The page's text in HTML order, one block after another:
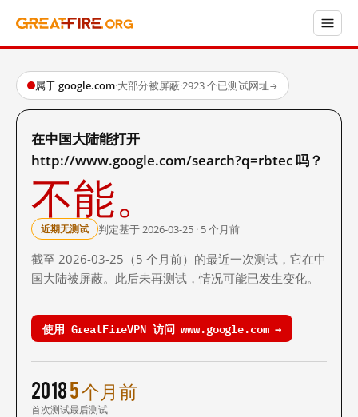
属于 google.com·大部分被屏蔽·2923 个已测试网址→
在中国大陆能打开
http://www.google.com/search?q=rbtec 吗？
不能。
近期无测试 判定基于 2026-03-25 · 5 个月前
截至 2026-03-25（5 个月前）的最近一次测试，它在中
国大陆被屏蔽。此后未再测试，情况可能已发生变化。
使用 GreatFireVPN 访问 www.google.com →
2018
首次测试
5 个月前
最后测试